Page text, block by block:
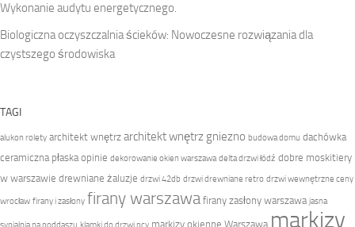
Wykonanie audytu energetycznego.
Biologiczna oczyszczalnia ścieków: Nowoczesne rozwiązania dla
czystszego środowiska
TAGI
alukon rolety architekt wnętrz architekt wnętrz gniezno budowa domu dachówka
ceramiczna płaska opinie dekorowanie okien warszawa delta drzwi łódź dobre moskitiery
w warszawie drewniane żaluzje drzwi 42db drzwi drewniane retro drzwi wewnętrzne ceny
wrocław firany i zasłony firany warszawa firany zasłony warszawa jasna
markizy okienne Warszawa markizy